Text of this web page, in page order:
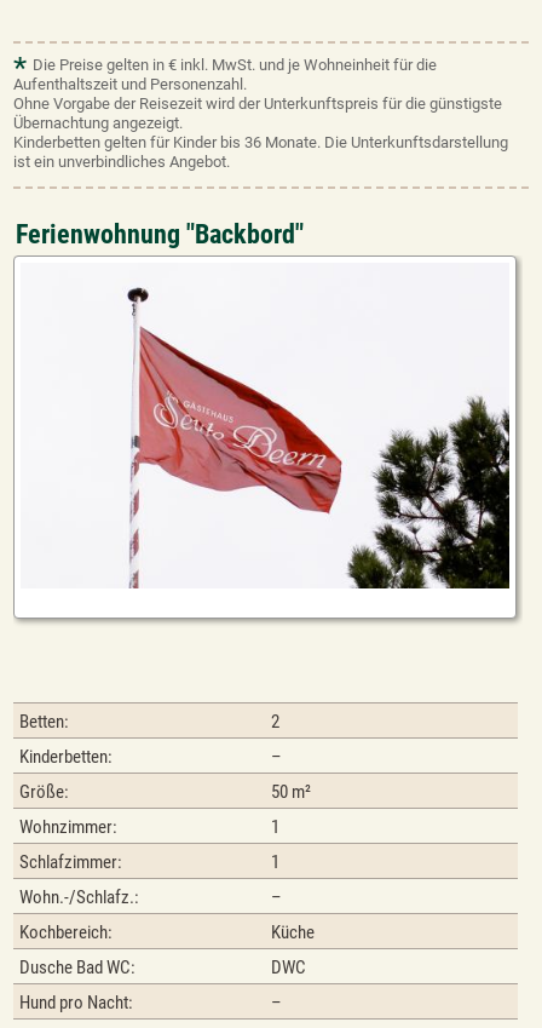
* Die Preise gelten in € inkl. MwSt. und je Wohneinheit für die
Aufenthaltszeit und Personenzahl.
Ohne Vorgabe der Reisezeit wird der Unterkunftspreis für die günstigste
Übernachtung angezeigt.
Kinderbetten gelten für Kinder bis 36 Monate. Die Unterkunftsdarstellung
ist ein unverbindliches Angebot.
Ferienwohnung "Backbord"
Betten:
2
Kinderbetten:
–
Größe:
50 m²
Wohnzimmer:
1
Schlafzimmer:
1
Wohn.-/Schlafz.:
–
Kochbereich:
Küche
Dusche Bad WC:
DWC
Hund pro Nacht:
–